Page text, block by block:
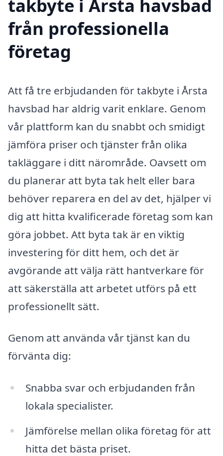
takbyte i Årsta havsbad
från professionella
företag
Att få tre erbjudanden för takbyte i Årsta
havsbad har aldrig varit enklare. Genom
vår plattform kan du snabbt och smidigt
jämföra priser och tjänster från olika
takläggare i ditt närområde. Oavsett om
du planerar att byta tak helt eller bara
behöver reparera en del av det, hjälper vi
dig att hitta kvalificerade företag som kan
göra jobbet. Att byta tak är en viktig
investering för ditt hem, och det är
avgörande att välja rätt hantverkare för
att säkerställa att arbetet utförs på ett
professionellt sätt.
Genom att använda vår tjänst kan du
förvänta dig:
Snabba svar och erbjudanden från
lokala specialister.
Jämförelse mellan olika företag för att
hitta det bästa priset.